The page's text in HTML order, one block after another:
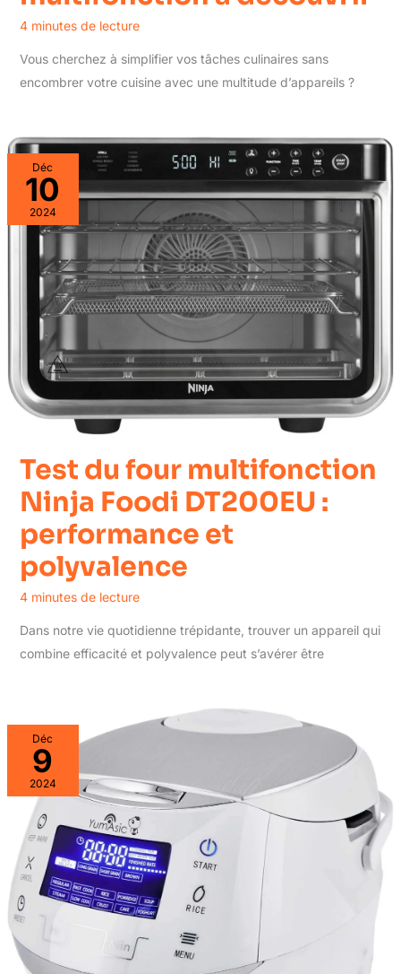
4 minutes de lecture
Vous cherchez à simplifier vos tâches culinaires sans
encombrer votre cuisine avec une multitude d’appareils ?
Déc
10
2024
Test du four multifonction
Ninja Foodi DT200EU :
performance et
polyvalence
4 minutes de lecture
Dans notre vie quotidienne trépidante, trouver un appareil qui
combine efficacité et polyvalence peut s’avérer être
Déc
9
2024